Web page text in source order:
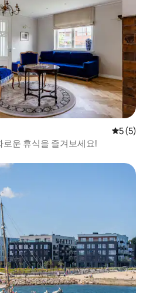
평점 5점
5 (5)
운 휴식을 즐겨보세요!